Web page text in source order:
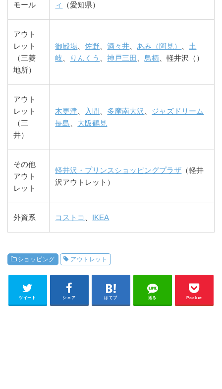
モール
ィ
（愛知県）
アウト
レット
（三菱
地所）
御殿場 、佐野 、酒々井 あみ（阿見）
土
岐
りんくう 、神戸三田 鳥栖 、軽井沢（）
アウト
レット
（三
井）
木更津 入間 多摩南大沢
ジャズドリーム
長島
大阪鶴見
その他
アウト
レット
軽井沢・プリンスショッピングプラザ （軽井
沢アウトレット）
外資系 コストコ IKEA
ショッピング アウトレット
ツイート シェア はてブ 送る Pocket